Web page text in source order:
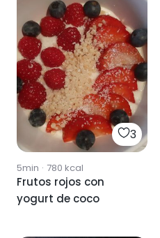
3
5min · 780 kcal
Frutos rojos con
yogurt de coco